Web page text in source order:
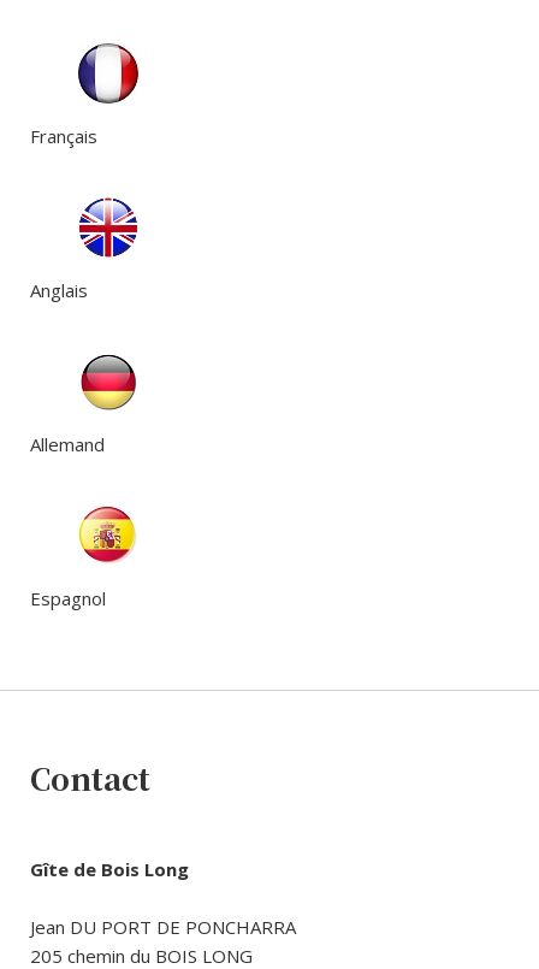
Français
Anglais
Allemand
Espagnol
Contact
Gîte de Bois Long
Jean DU PORT DE PONCHARRA
205 chemin du BOIS LONG